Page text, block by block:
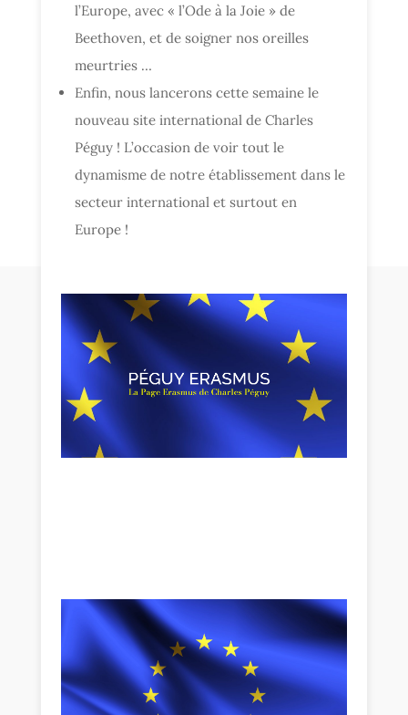
l’Europe, avec « l’Ode à la Joie » de
Beethoven, et de soigner nos oreilles
meurtries …
Enfin, nous lancerons cette semaine le
nouveau site international de Charles
Péguy ! L’occasion de voir tout le
dynamisme de notre établissement dans le
secteur international et surtout en
Europe !